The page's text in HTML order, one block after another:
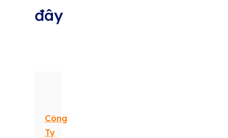
đây
Công
Ty